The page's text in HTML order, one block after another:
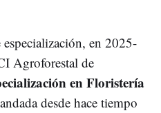
en 2025-
Agroforestal de
en Floristería
desde hace tiempo